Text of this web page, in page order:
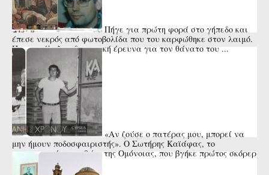
Πήγε για πρώτη φορά στο γήπεδο και
έπεσε νεκρός από φωτοβολίδα που του καρφώθηκε στον λαιμό.
Που κατέληξε η δικαστική έρευνα για τον θάνατο του ...
«Αν ζούσε ο πατέρας μου, μπορεί να
μην ήμουν ποδοσφαιριστής». Ο Σωτήρης Καϊάφας, το
αναντικατάστατο 9άρι της Ομόνοιας, που βγήκε πρώτος σκόρερ
της Ευρώπης και ...